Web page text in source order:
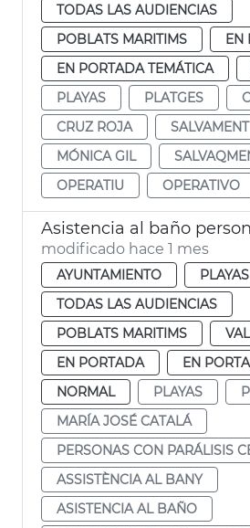
TODAS LAS AUDIENCIAS
POBLATS MARITIMS
EN
EN PORTADA TEMÁTICA
PLAYAS
PLATGES
CRUZ ROJA
SALVAMENT
MÓNICA GIL
OPERATIU
OPERATIVO
modificado hace 1 mes
AYUNTAMIENTO
PLAYAS
TODAS LAS AUDIENCIAS
POBLATS MARITIMS
EN PORTADA
EN
NORMAL
PLAYAS
MARÍA JOSÉ CATALÁ
PERSONAS CON PARÁLISIS
ASSISTÈNCIA AL BANY
ASISTENCIA AL BAÑO